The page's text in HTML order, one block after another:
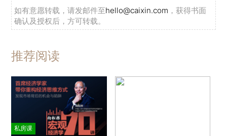
如有意愿转载，请发邮件至hello@caixin.com ，获得书面
确认及授权后，方可转载。
推荐阅读
私房课